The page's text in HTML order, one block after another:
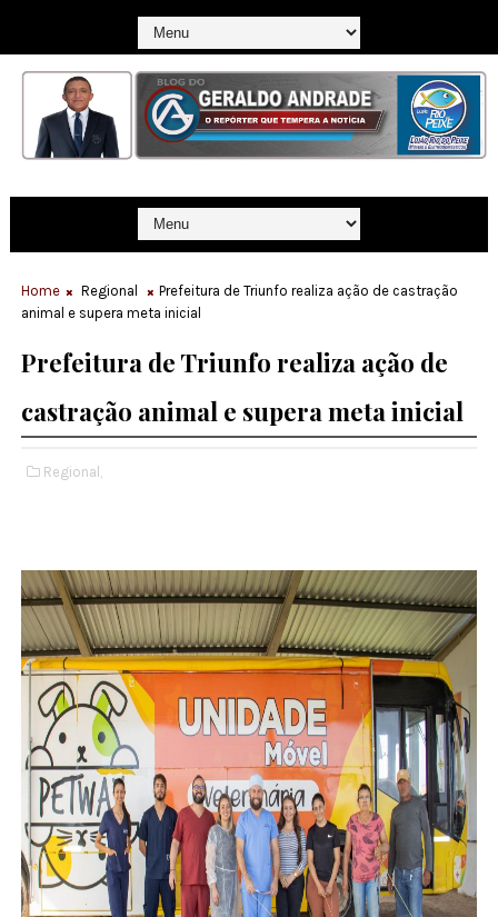
Home Regional
Prefeitura de Triunfo realiza ação de castração
animal e supera meta inicial
Prefeitura de Triunfo realiza ação de
castração animal e supera meta inicial
Regional,